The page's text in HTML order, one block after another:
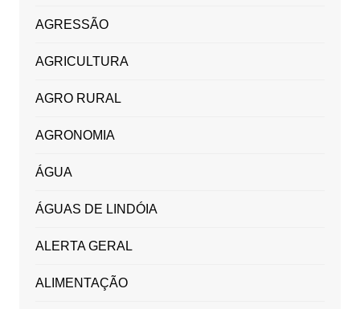
AGRESSÃO
AGRICULTURA
AGRO RURAL
AGRONOMIA
ÁGUA
ÁGUAS DE LINDÓIA
ALERTA GERAL
ALIMENTAÇÃO